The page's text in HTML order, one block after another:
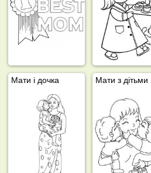
Мати і дочка Мати з дітьми